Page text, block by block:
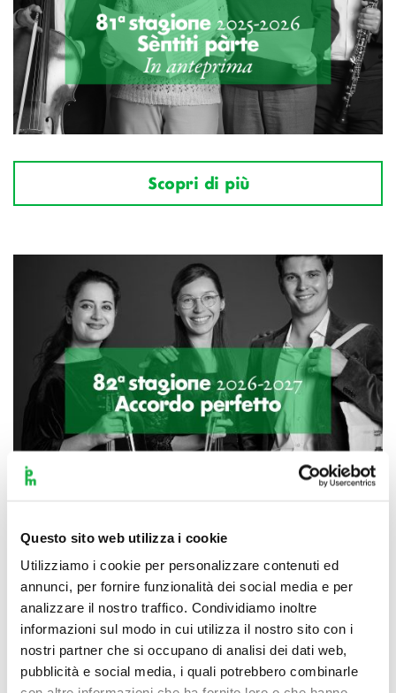
Questo sito web utilizza i cookie
Utilizziamo i cookie per personalizzare contenuti ed
annunci, per fornire funzionalità dei social media e per
analizzare il nostro traffico. Condividiamo inoltre
informazioni sul modo in cui utilizza il nostro sito con i
nostri partner che si occupano di analisi dei dati web,
pubblicità e social media, i quali potrebbero combinarle
Scopri di più
Scopri di più